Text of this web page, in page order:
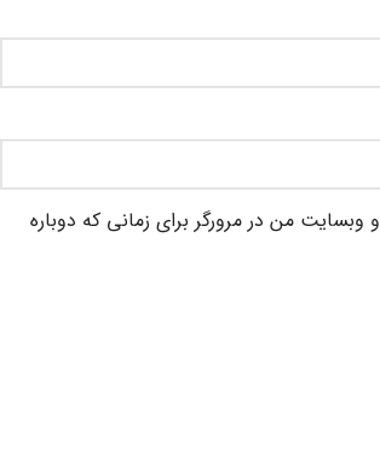
وبسایت من در مرورگر برای زمانی که دوباره